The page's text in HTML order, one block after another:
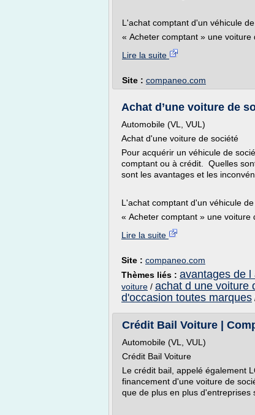
L'achat comptant d'un véhicule
« Acheter comptant » une voiture
Lire la suite
Site : companeo.com
Achat d’une voiture de
Automobile (VL, VUL)
Achat d'une voiture de société
Pour acquérir un véhicule de
comptant ou à crédit. Quelles
sont les avantages et les
L'achat comptant d'un véhicule
« Acheter comptant » une voiture
Lire la suite
Site : companeo.com
Thèmes liés : avantages de l
voiture / achat d une voiture
d'occasion toutes marques
Crédit Bail Voiture |
Automobile (VL, VUL)
Crédit Bail Voiture
Le crédit bail, appelé également
financement d'une voiture de
que de plus en plus d'entreprises